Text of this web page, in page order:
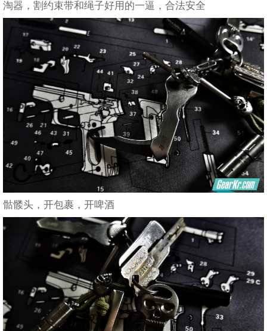
淘器，割约束带和绳子好用的一逼，合法安全
骷髅头，开包裹，开啤酒